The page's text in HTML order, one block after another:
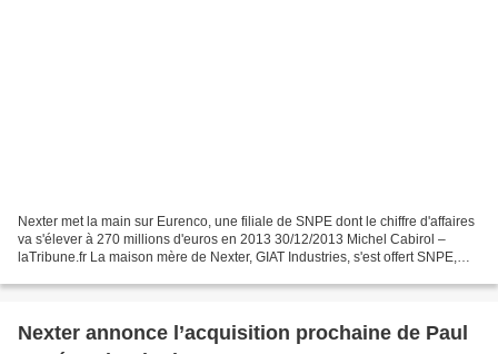
Nexter met la main sur Eurenco, une filiale de SNPE dont le chiffre d'affaires
va s'élever à 270 millions d'euros en 2013 30/12/2013 Michel Cabirol –
laTribune.fr La maison mère de Nexter, GIAT Industries, s'est offert SNPE,
Nexter annonce l’acquisition prochaine de Paul